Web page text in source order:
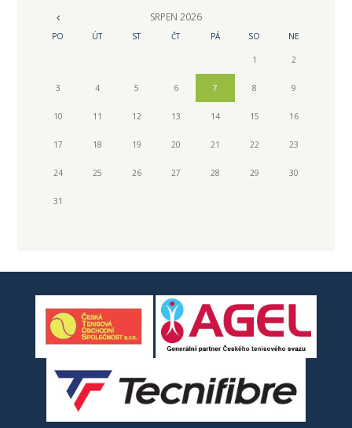
SRPEN 2026
PO ÚT ST ČT PÁ SO NE
1 2
3 4 5 6 7 8 9
10 11 12 13 14 15 16
17 18 19 20 21 22 23
24 25 26 27 28 29 30
31